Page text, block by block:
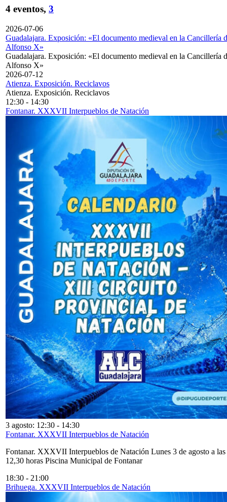
4 eventos, 3
2026-07-06
Guadalajara. Exposición: «El documento medieval en la Cancillería
Alfonso X»
Guadalajara. Exposición: «El documento medieval en la Cancillería
Alfonso X»
2026-07-12
Atienza. Exposición. Reciclavos
Atienza. Exposición. Reciclavos
12:30 - 14:30
Fontanar. XXXVII Interpueblos de Natación
3 agosto: 12:30 - 14:30
Fontanar. XXXVII Interpueblos de Natación
Fontanar. XXXVII Interpueblos de Natación Lunes 3 de agosto a las
12,30 horas Piscina Municipal de Fontanar
18:30 - 21:00
Brihuega. XXXVII Interpueblos de Natación